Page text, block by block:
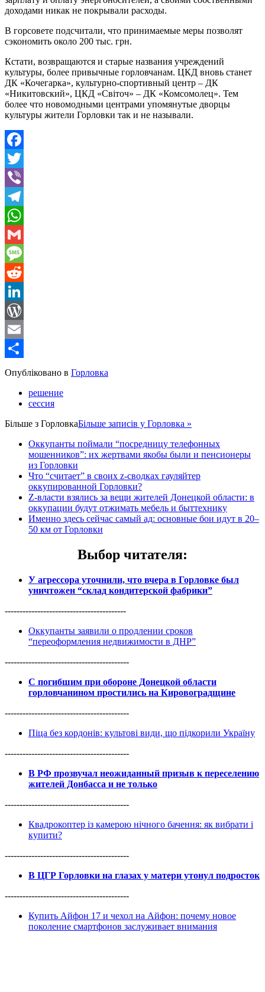
доходами никак не покрывали расходы.
В горсовете подсчитали, что принимаемые меры позволят
сэкономить около 200 тыс. грн.
Кстати, возвращаются и старые названия учреждений
культуры, более привычные горловчанам. ЦКД вновь станет
ДК «Кочегарка», культурно-спортивный центр – ДК
«Никитовский», ЦКД «Світоч» – ДК «Комсомолец». Тем
более что новомодными центрами упомянутые дворцы
культуры жители Горловки так и не называли.
Facebook
Twitter
Viber
Telegram
WhatsApp
Gmail
Message
Reddit
LinkedIn
WordPress
Email
Share
Опубліковано в Горловка
решение
сессия
Більше з ГорловкаБільше записів у Горловка »
Оккупанты поймали “посредницу телефонных
мошенников”: их жертвами якобы были и пенсионеры
из Горловки
Что “считает” в своих z-сводках гауляйтер
оккупированной Горловки?
Z-власти взялись за вещи жителей Донецкой области: в
оккупации будут отжимать мебель и быттехнику
Именно здесь сейчас самый ад: основные бои идут в 20–
50 км от Горловки
Выбор читателя:
У агрессора уточнили, что вчера в Горловке был
уничтожен “склад кондитерской фабрики”
-----------------------------------------
Оккупанты заявили о продлении сроков
“переоформления недвижимости в ДНР”
------------------------------------------
С погибшим при обороне Донецкой области
горловчанином простились на Кировоградщине
------------------------------------------
Піца без кордонів: культові види, що підкорили Україну
------------------------------------------
В РФ прозвучал неожиданный призыв к переселению
жителей Донбасса и не только
------------------------------------------
Квадрокоптер із камерою нічного бачення: як вибрати і
купити?
------------------------------------------
В ЦГР Горловки на глазах у матери утонул подросток
------------------------------------------
Купить Айфон 17 и чехол на Айфон: почему новое
поколение смартфонов заслуживает внимания